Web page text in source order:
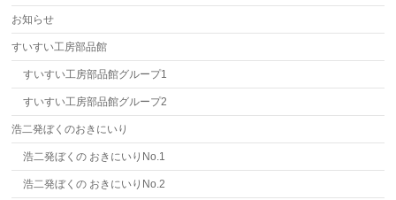
お知らせ
すいすい工房部品館
すいすい工房部品館グループ1
すいすい工房部品館グループ2
浩二発ぼくのおきにいり
浩二発ぼくの おきにいりNo.1
浩二発ぼくの おきにいりNo.2